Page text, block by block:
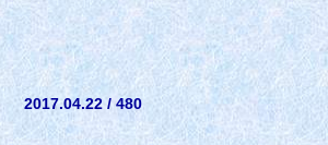
2017.04.22 / 480